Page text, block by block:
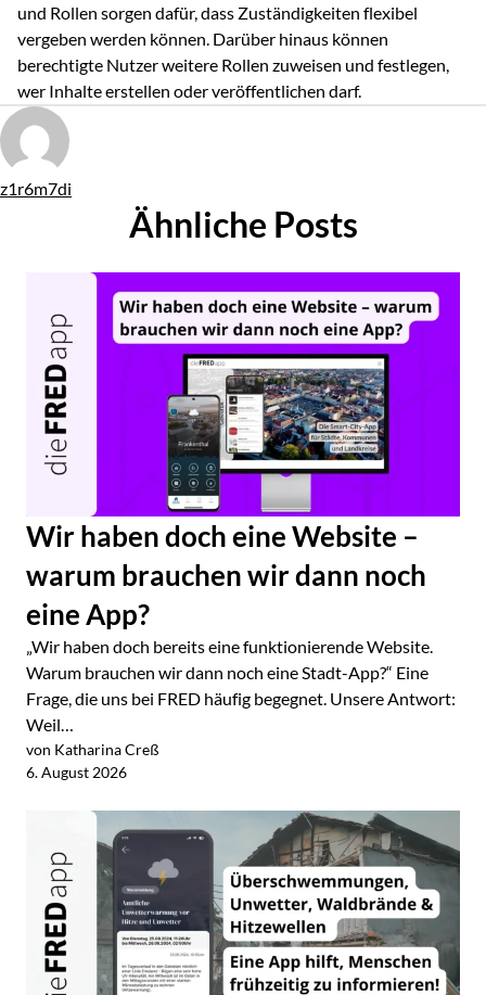
und Rollen sorgen dafür, dass Zuständigkeiten flexibel
vergeben werden können. Darüber hinaus können
berechtigte Nutzer weitere Rollen zuweisen und festlegen,
wer Inhalte erstellen oder veröffentlichen darf.
Von
z1r6m7di
Ähnliche Posts
Wir haben doch eine Website –
warum brauchen wir dann noch
eine App?
„Wir haben doch bereits eine funktionierende Website.
Warum brauchen wir dann noch eine Stadt-App?“ Eine
Frage, die uns bei FRED häufig begegnet. Unsere Antwort:
Weil…
von Katharina Creß
6. August 2026